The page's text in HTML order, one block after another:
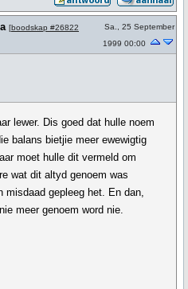
[boodskap #26822
Sa., 25 September
1999 00:00
lewer. Dis goed dat hulle noem
balans bietjie meer ewewigtig
moet hulle dit vermeld om
wat dit altyd genoem was
misdaad gepleeg het. En dan,
meer genoem word nie.